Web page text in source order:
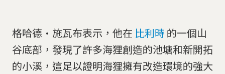
格哈德·施瓦布表示，他在 比利時 的一個山
谷底部，發現了許多海狸創造的池塘和新開拓
的小溪，這足以證明海狸擁有改造環境的強大